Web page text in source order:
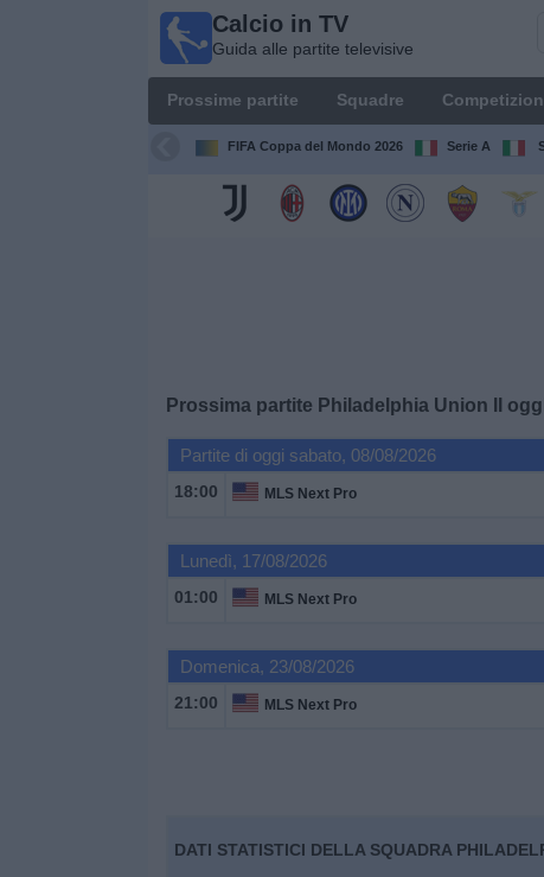
Calcio in TV
Guida alle partite televisive
Prossime partite Squadre
FIFA Coppa del Mondo 2026 Serie A
Prossima partite Philadelphia Union II
Partite di oggi sabato, 08/08/2026
18:00 MLS Next Pro
Lunedì, 17/08/2026
01:00 MLS Next Pro
Domenica, 23/08/2026
21:00 MLS Next Pro
DATI STATISTICI DELLA SQUADRA